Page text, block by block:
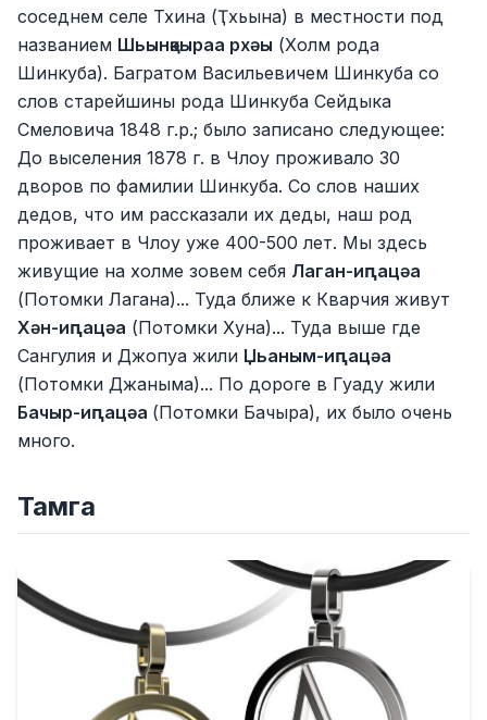
соседнем селе Тхина (Ҭхьына) в местности под
названием Шьынқәыраа рхәы (Холм рода
Шинкуба). Багратом Васильевичем Шинкуба со
слов старейшины рода Шинкуба Сейдыка
Смеловича 1848 г.р.; было записано следующее:
До выселения 1878 г. в Члоу проживало 30
дворов по фамилии Шинкуба. Со слов наших
дедов, что им рассказали их деды, наш род
проживает в Члоу уже 400-500 лет. Мы здесь
живущие на холме зовем себя Лаган-иԥацәа
(Потомки Лагана)... Туда ближе к Кварчия живут
Хән-иԥацәа (Потомки Хуна)... Туда выше где
Сангулия и Джопуа жили Џьаным-иԥацәа
(Потомки Джаныма)... По дороге в Гуаду жили
Бачыр-иԥацәа (Потомки Бачыра), их было очень
много.
Тамга